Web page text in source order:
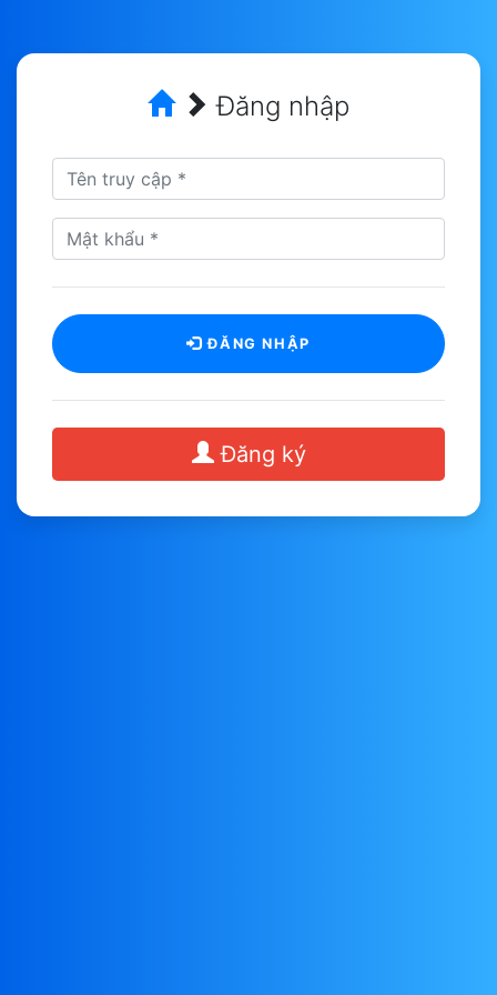
Đăng nhập
ĐĂNG NHẬP
Đăng ký